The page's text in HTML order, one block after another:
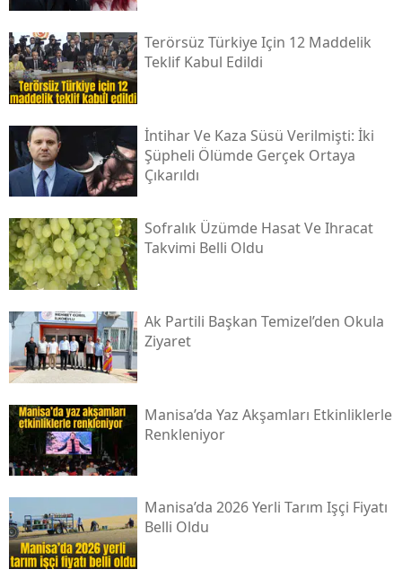
Terörsüz Türkiye Için 12 Maddelik
Teklif Kabul Edildi
İntihar Ve Kaza Süsü Verilmişti: İki
Şüpheli Ölümde Gerçek Ortaya
Çıkarıldı
Sofralık Üzümde Hasat Ve Ihracat
Takvimi Belli Oldu
Ak Partili Başkan Temizel’den Okula
Ziyaret
Manisa’da Yaz Akşamları Etkinliklerle
Renkleniyor
Manisa’da 2026 Yerli Tarım Işçi Fiyatı
Belli Oldu